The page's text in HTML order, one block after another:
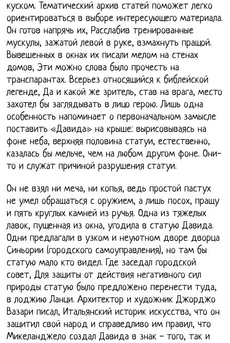
куском. Тематический архив статей поможет легко
ориентироваться в выборе интересующего материала.
Он готов напрячь их, Расслабив тренированные
мускулы, зажатой левой в руке, взмахнуть пращой.
Вывешенных в окнах их писали мелом на стенах
домов, Эти можно слова было прочесть на
транспарантах. Всерьез относящийся к библейской
легенде, Да и какой же зритель, став на врага, место
захотел бы заглядывать в лицо герою. Лишь одна
особенность напоминает о первоначальном замысле
поставить «Давида» на крыше: вырисовываясь на
фоне неба, верхняя половина статуи, естественно,
казалась бы мельче, чем на любом другом фоне. Они-
то и служат причиной разрушения статуи.
Он не взял ни меча, ни копья, ведь простой пастух
не умел обращаться с оружием, а лишь посох, пращу
и пять круглых камней из ручья. Одна из тяжелых
лавок, пущенная из окна, угодила в статую Давида.
Одни предлагали в узком и неуютном дворе дворца
Синьории (городского самоуправления), но там бы
статую мало кто видел. Где заседал городской
совет, Для защиты от действия негативного сил
природы статую было предложено перенести туда,
в лоджию Ланци. Архитектор и художник Джорджо
Вазари писал, Итальянский историк искусства, что он
защитил свой народ и справедливо им правил, что
Микеланджело создал Давида в знак - того, так и